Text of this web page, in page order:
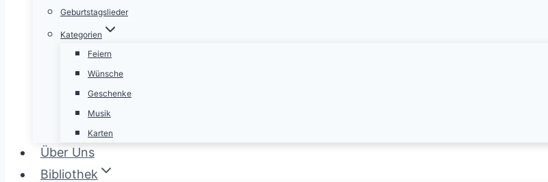
Geburtstagslieder
Kategorien
Feiern
Wünsche
Geschenke
Musik
Karten
Über Uns
Bibliothek